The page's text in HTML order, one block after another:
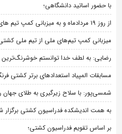
با حضور اساتید دانشگاهی؛
از روز 19 مردادماه و به میزبانی کمپ تیم های ملی؛
میزبانی کمپ تیم‌های ملی از تیم ملی کشتی
رضایی: به لطف خدا توانستم
مسابقات المپیاد استعدادهای برتر کشتی
شمسی‌پور: با سلاح زیرگیری به طلای جهان
به همت اندیشکده فدراسیون کشتی برگزار
بر اساس تقویم فدراسیون کشتی؛